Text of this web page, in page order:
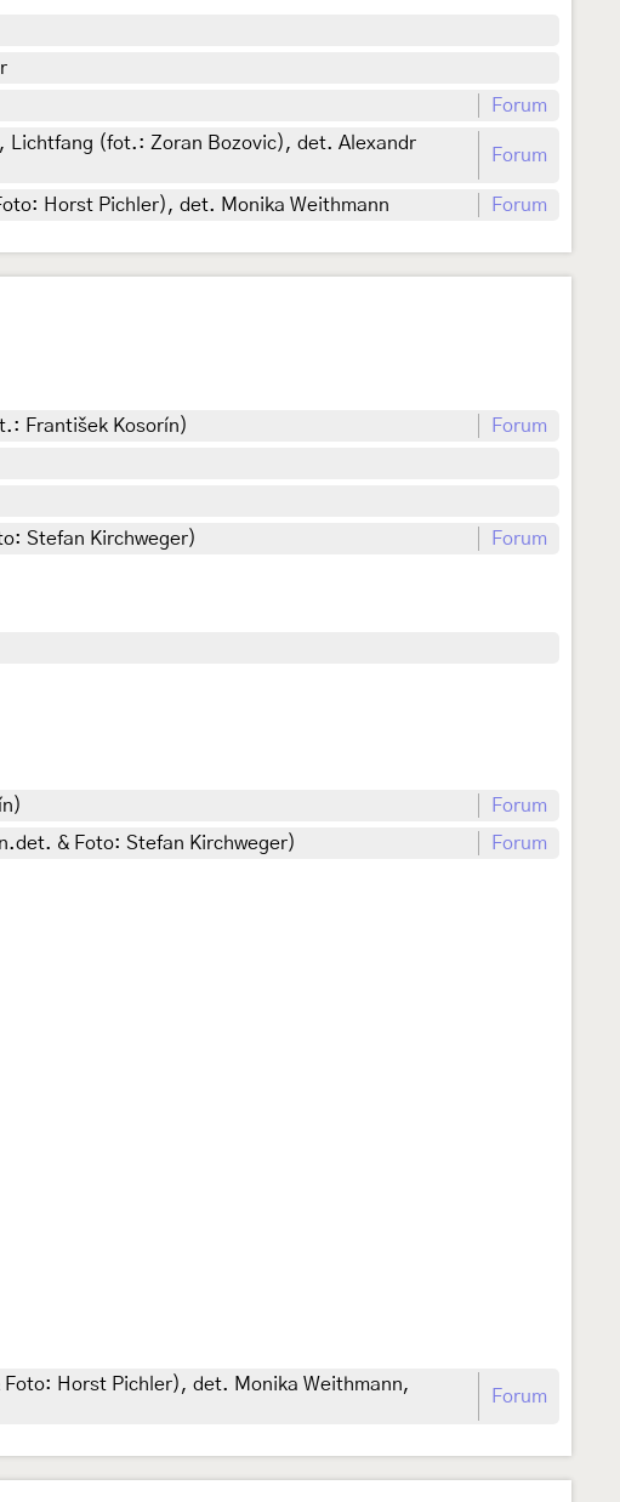
Forum
Lichtfang (fot.: Zoran Bozovic), det. Alexandr
Forum
Horst Pichler), det. Monika Weithmann Forum
František Kosorín)
Forum
Stefan Kirchweger) Forum
Forum
& Foto: Stefan Kirchweger) Forum
Horst Pichler), det. Monika Weithmann,
Forum